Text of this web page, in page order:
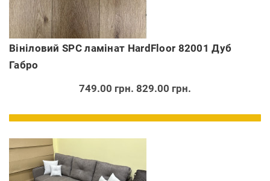
Вініловий SPC ламінат HardFloor 82001 Дуб
Габро
749.00 грн. 829.00 грн.